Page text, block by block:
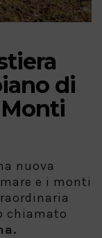
di
nuova
e i monti
chiamato